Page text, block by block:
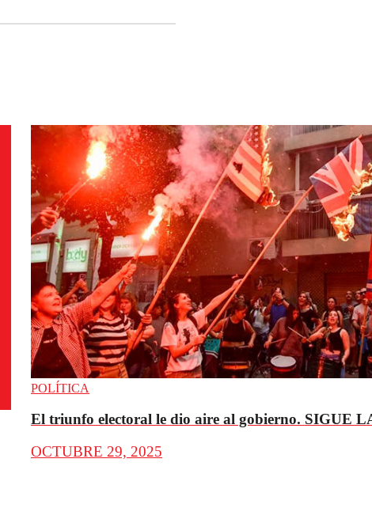
POLÍTICA
El triunfo electoral le dio aire al gobierno. SIGUE
OCTUBRE 29, 2025